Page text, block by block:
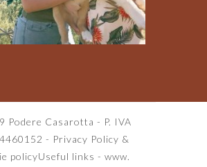
Podere Casarotta - P. IVA
- Privacy Policy &
policyUseful links - www.